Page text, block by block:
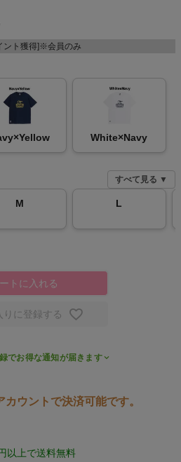
ント獲得]※会員のみ
White×Navy
すべて見る ▼
M L
トに入れる
りに登録する
でお得な通知が届きます
ウントで決済可能です。
以上で送料無料